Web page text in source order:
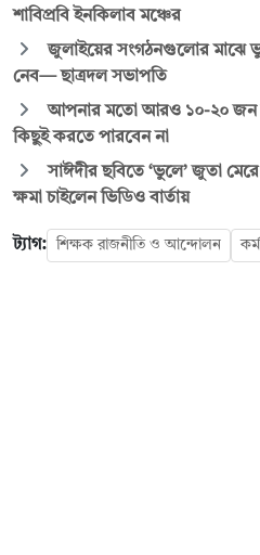
শাবিপ্রবি ইনকিলাব মঞ্চের
জুলাইয়ের সংগঠনগুলোর মাঝে
নেব— ছাত্রদল সভাপতি
আপনার মতো আরও ১০-২০ জন
কিছুই করতে পারবেন না
সাঈদীর ছবিতে ‘ভুলে’ জুতা
ক্ষমা চাইলেন ভিডিও বার্তায়
ট্যাগ: শিক্ষক রাজনীতি ও আন্দোলন